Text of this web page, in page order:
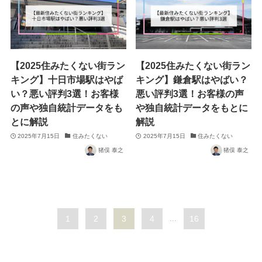
【2025住みたくない街ラン
キング】十日市場駅はやば
い？悪い評判3選！お客様
の声や独自統計データをも
とに解説
2025年7月15日 住みたくない
猪俣 泰之
【2025住みたくない街ラン
キング】鎌倉駅はやばい？
悪い評判3選！お客様の声
や独自統計データをもとに
解説
2025年7月15日 住みたくない
猪俣 泰之
1 2 3 4 16